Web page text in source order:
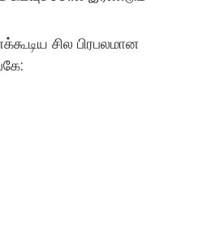
சில பிரபலமான